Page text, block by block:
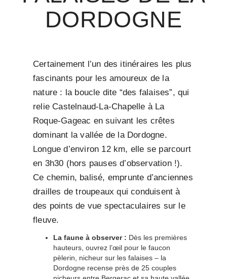
DORDOGNE
Certainement l’un des itinéraires les plus
fascinants pour les amoureux de la
nature : la boucle dite “des falaises”, qui
relie Castelnaud-La-Chapelle à La
Roque-Gageac en suivant les crêtes
dominant la vallée de la Dordogne.
Longue d’environ 12 km, elle se parcourt
en 3h30 (hors pauses d’observation !).
Ce chemin, balisé, emprunte d’anciennes
drailles de troupeaux qui conduisent à
des points de vue spectaculaires sur le
fleuve.
La faune à observer : Dès les premières
hauteurs, ouvrez l’œil pour le faucon
pèlerin, nicheur sur les falaises – la
Dordogne recense près de 25 couples